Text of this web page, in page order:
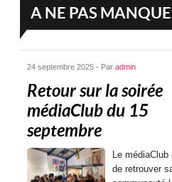
A NE PAS
24 septembre 2025 - Paradmin
Retour sur la soirée
médiaClub du 15
septembre
Le
de retrouver